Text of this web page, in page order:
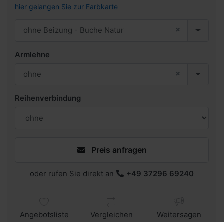
hier gelangen Sie zur Farbkarte
×
ohne Beizung - Buche Natur
Armlehne
×
ohne
Reihenverbindung
Preis anfragen
oder rufen Sie direkt an +49 37296 69240
Angebotsliste Vergleichen Weitersagen